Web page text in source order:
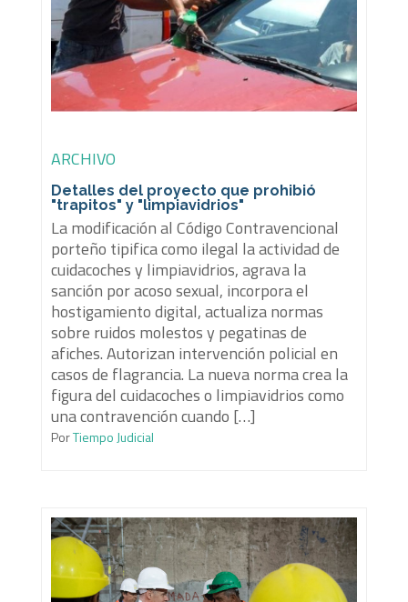
ARCHIVO
Detalles del proyecto que prohibió
"trapitos" y "limpiavidrios"
La modificación al Código Contravencional
porteño tipifica como ilegal la actividad de
cuidacoches y limpiavidrios, agrava la
sanción por acoso sexual, incorpora el
hostigamiento digital, actualiza normas
sobre ruidos molestos y pegatinas de
afiches. Autorizan intervención policial en
casos de flagrancia. La nueva norma crea la
figura del cuidacoches o limpiavidrios como
una contravención cuando […]
PorTiempo Judicial